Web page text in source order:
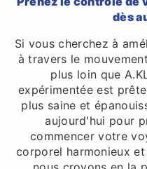
dès
Si vous cherchez à
à travers le
plus loin que
expérimentée est
plus saine et
aujourd'hui pour
commencer votre
corporel harmonieux et